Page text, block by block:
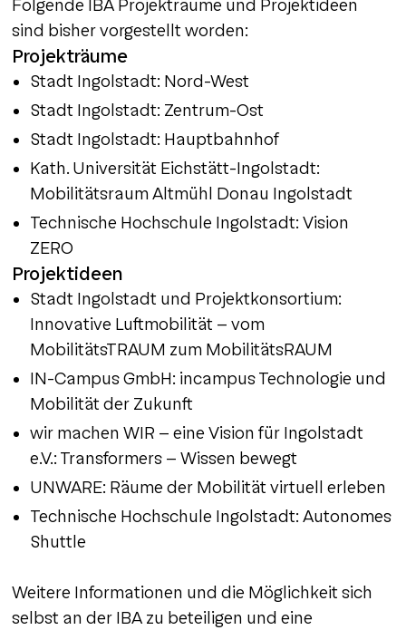
Folgende IBA Projekträume und Projektideen
sind bisher vorgestellt worden:
Projekträume
Stadt Ingolstadt: Nord-West
Stadt Ingolstadt: Zentrum-Ost
Stadt Ingolstadt: Hauptbahnhof
Kath. Universität Eichstätt-Ingolstadt:
Mobilitätsraum Altmühl Donau Ingolstadt
Technische Hochschule Ingolstadt: Vision
ZERO
Projektideen
Stadt Ingolstadt und Projektkonsortium:
Innovative Luftmobilität – vom
MobilitätsTRAUM zum MobilitätsRAUM
IN-Campus GmbH: incampus Technologie und
Mobilität der Zukunft
wir machen WIR - eine Vision für Ingolstadt
e.V.: Transformers - Wissen bewegt
UNWARE: Räume der Mobilität virtuell erleben
Technische Hochschule Ingolstadt: Autonomes
Shuttle
Weitere Informationen und die Möglichkeit sich
selbst an der IBA zu beteiligen und eine